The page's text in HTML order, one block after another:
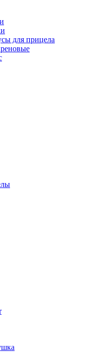
для прицела